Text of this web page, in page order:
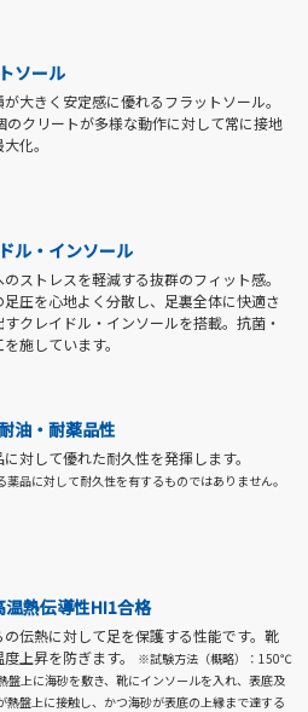
ソール
大きく安定感に優れるフラットソール。
のクリートが多様な動作に対して常に接地
化。
ル・インソール
のストレスを軽減する抜群のフィット感。
足圧を心地よく分散し、足裏全体に快適さ
すクレイドル・インソールを搭載。抗菌・
施しています。
油・耐薬品性
対して優れた耐久性を発揮します。
品に対して耐久性を有するものではありません。
温熱伝導性HI1合格
の伝熱に対して足を保護する性能です。靴
上昇を防ぎます。
※試験方法（概略）：150℃
上に海砂を敷き、靴にインソールを入れ、表底及
熱盤上に接触し、かつ海砂が表底の上縁まで達する